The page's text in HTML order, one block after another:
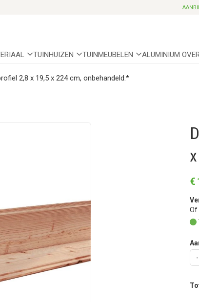
TUINHUIZEN TUINMEUBELEN ALUMINIUM
2,8 x 19,5 x 224 cm, onbehandeld.*
€
Of